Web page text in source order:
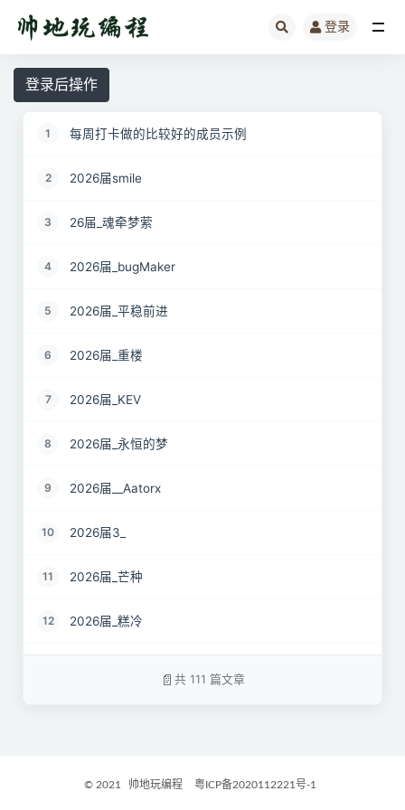
登录
登录后操作
1 每周打卡做的比较好的成员示例
2 2026届smile
3 26届_魂牵梦萦
4 2026届_bugMaker
5 2026届_平稳前进
6 2026届_重楼
7 2026届_KEV
8 2026届_永恒的梦
9 2026届__Aatorx
10 2026届3_
11 2026届_芒种
12 2026届_糕冷
共 111 篇文章
© 2021 帅地玩编程 粤ICP备2020112221号-1